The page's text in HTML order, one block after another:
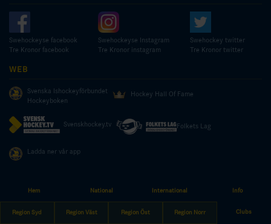
Hem National International Info
Region Syd Region Väst Region Öst Region Norr Clubs
Swehockeyse facebook
Tre Kronor facebook
Swehockeyse Instagram
Tre Kronor instagram
Swehockey twitter
Tre Kronor twitter
WEB
Svenska Ishockeyförbundet
Hockeyboken
Hockey Hall Of Fame
Svenskhockey.tv Folkets Lag
Ladda ner vår app